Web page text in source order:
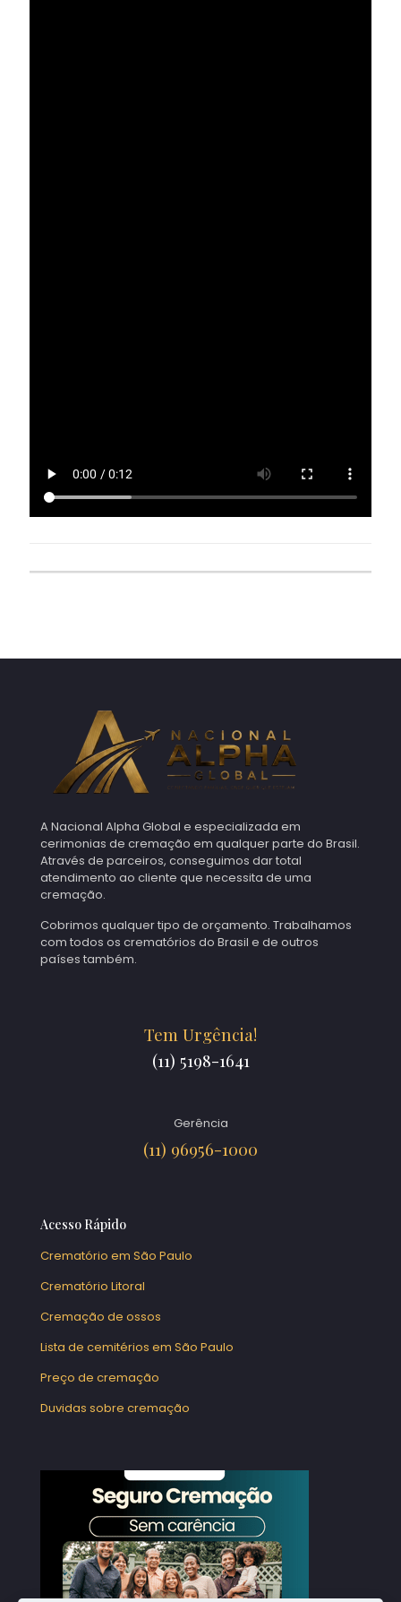
A Nacional Alpha Global e especializada em
cerimonias de cremação em qualquer parte do Brasil.
Através de parceiros, conseguimos dar total
atendimento ao cliente que necessita de uma
cremação.
Cobrimos qualquer tipo de orçamento. Trabalhamos
com todos os crematórios do Brasil e de outros
países também.
Tem Urgência!
(11) 5198-1641
Gerência
(11) 96956-1000
Acesso Rápido
Crematório em São Paulo
Crematório Litoral
Cremação de ossos
Lista de cemitérios em São Paulo
Preço de cremação
Duvidas sobre cremação